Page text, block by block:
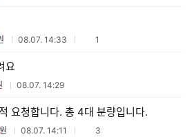
08.07. 14:33 참여업체수
1
요
08.07. 14:29
요청합니다. 총 4대 분량입니다.
원 08.07. 14:11 참여업체수
3